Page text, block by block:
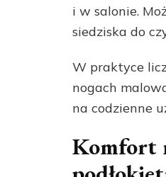
i w salonie.
siedziska do
W praktyce
nogach
na codzienne
Komfort